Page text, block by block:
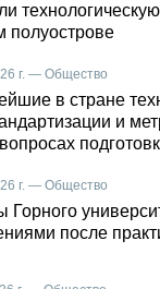
полуострове
г. — Общество
в стране
и
г. — Общество
Горного
после